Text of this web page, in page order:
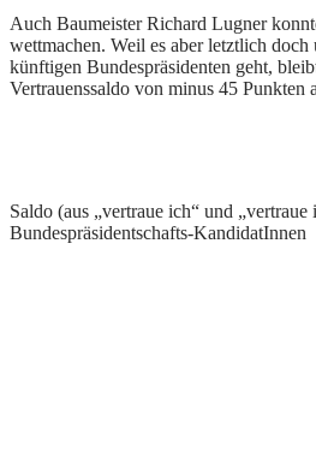
Auch Baumeister Richard Lugner
wettmachen. Weil es aber letztlich doch
künftigen Bundespräsidenten geht,
Vertrauenssaldo von minus 45 Punkten
Saldo (aus „vertraue ich“ und
Bundespräsidentschafts-KandidatInnen